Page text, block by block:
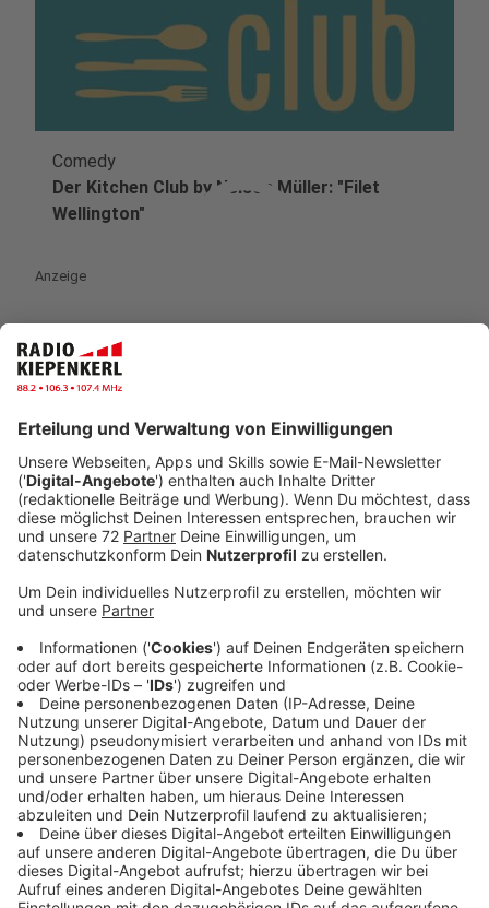
play_circle
Comedy
Der Kitchen Club by Nelson Müller: "Filet
Wellington"
Anzeige
Das Rezept: "Filet Wellington"
Anzeige
Zutaten für das Filet Wellington vom Schwein:
700g Schweinefilet Mittelstück
Salz
Pfeffer
30ml Öl
500g Champignonwürfel
30g Schalottenwürfel
100g Schinkenwürfel roh
100g Gänseleberterrine
50g Butter
3 EL Petersilie, gehackt
1 TL Senf
400g TK-Blätterteig
Mehl, zum bearbeiten
8 Scheiben Parmaschinken, dünn
Eigelb